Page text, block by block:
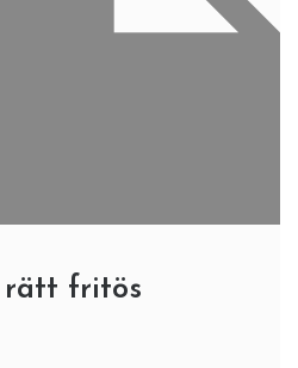
rätt fritös